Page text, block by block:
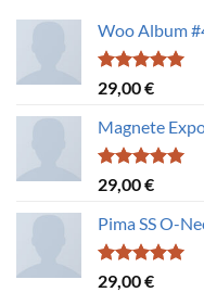
Woo Album
Bewertet
mit
von 5
29,00€
Magnete
Bewertet
mit
von 5
29,00€
Pima SS O-
Bewertet
mit
29,00€